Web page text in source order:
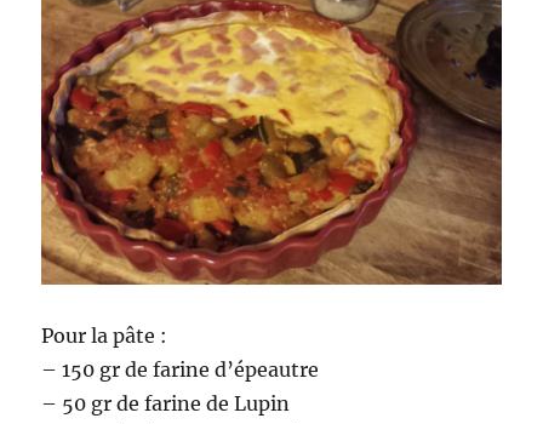
Pour la pâte :
– 150 gr de farine d’épeautre
– 50 gr de farine de Lupin